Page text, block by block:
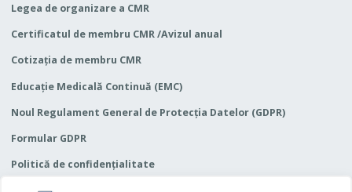
Legea de organizare a CMR
Certificatul de membru CMR /Avizul anual
Cotizaţia de membru CMR
Educaţie Medicală Continuă (EMC)
Noul Regulament General de Protecția Datelor (GDPR)
Formular GDPR
Politică de confidențialitate